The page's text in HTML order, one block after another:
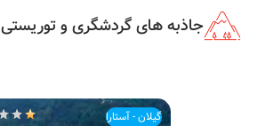
جاذبه های گردشگری و توریستی
گیلان - آستارا